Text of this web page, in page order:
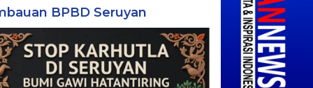
BPBD Seruyan